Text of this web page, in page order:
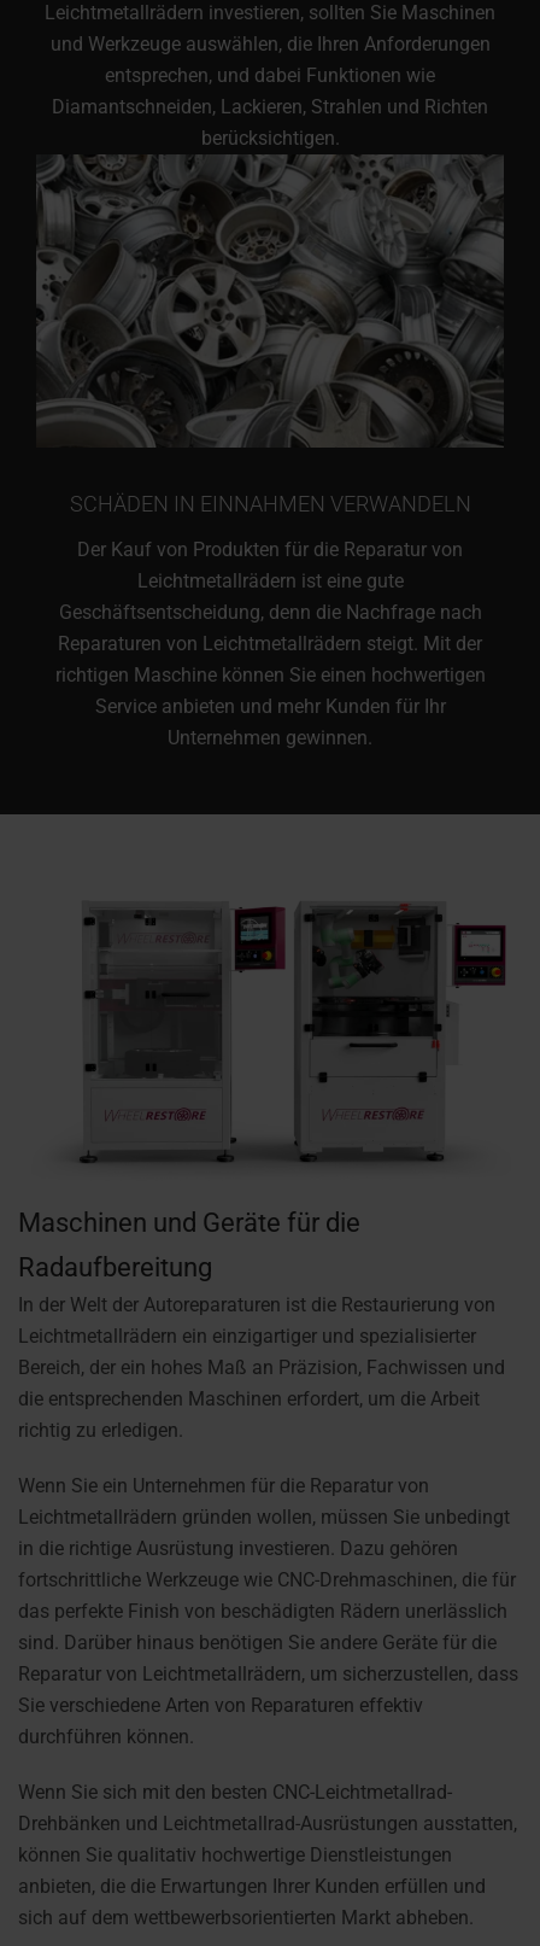
Leichtmetallrädern investieren, sollten Sie Maschinen
und Werkzeuge auswählen, die Ihren Anforderungen
entsprechen, und dabei Funktionen wie
Diamantschneiden, Lackieren, Strahlen und Richten
berücksichtigen.
SCHÄDEN IN EINNAHMEN VERWANDELN
Der Kauf von Produkten für die Reparatur von
Leichtmetallrädern ist eine gute
Geschäftsentscheidung, denn die Nachfrage nach
Reparaturen von Leichtmetallrädern steigt. Mit der
richtigen Maschine können Sie einen hochwertigen
Service anbieten und mehr Kunden für Ihr
Unternehmen gewinnen.
Maschinen und Geräte für die
Radaufbereitung
In der Welt der Autoreparaturen ist die Restaurierung von
Leichtmetallrädern ein einzigartiger und spezialisierter
Bereich, der ein hohes Maß an Präzision, Fachwissen und
die entsprechenden Maschinen erfordert, um die Arbeit
richtig zu erledigen.
Wenn Sie ein Unternehmen für die Reparatur von
Leichtmetallrädern gründen wollen, müssen Sie unbedingt
in die richtige Ausrüstung investieren. Dazu gehören
fortschrittliche Werkzeuge wie CNC-Drehmaschinen, die für
das perfekte Finish von beschädigten Rädern unerlässlich
sind. Darüber hinaus benötigen Sie andere Geräte für die
Reparatur von Leichtmetallrädern, um sicherzustellen, dass
Sie verschiedene Arten von Reparaturen effektiv
durchführen können.
Wenn Sie sich mit den besten CNC-Leichtmetallrad-
Drehbänken und Leichtmetallrad-Ausrüstungen ausstatten,
können Sie qualitativ hochwertige Dienstleistungen
anbieten, die die Erwartungen Ihrer Kunden erfüllen und
sich auf dem wettbewerbsorientierten Markt abheben.